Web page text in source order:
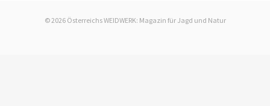
© 2026 Österreichs WEIDWERK: Magazin für Jagd und Natur